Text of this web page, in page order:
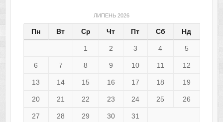
ЛИПЕНЬ 2026
Пн Вт Ср Чт Пт Сб Нд
1 2 3 4 5
6 7 8 9 10 11 12
13 14 15 16 17 18 19
20 21 22 23 24 25 26
27 28 29 30
31